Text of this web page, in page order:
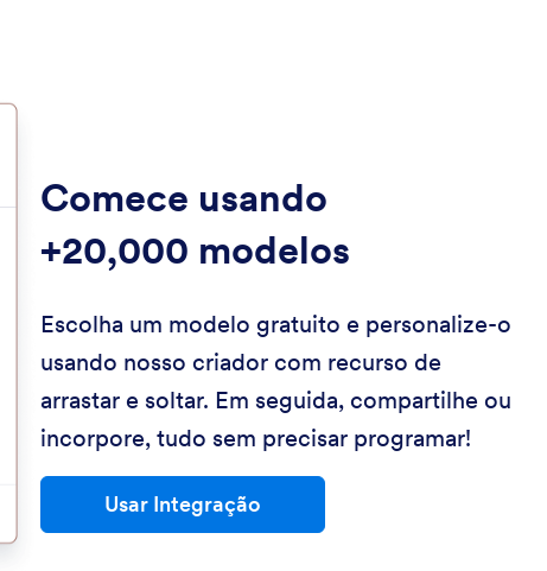
Comece usando
+20,000 modelos
Escolha um modelo gratuito e personalize-o
usando nosso criador com recurso de
arrastar e soltar. Em seguida, compartilhe ou
incorpore, tudo sem precisar programar!
Usar Integração